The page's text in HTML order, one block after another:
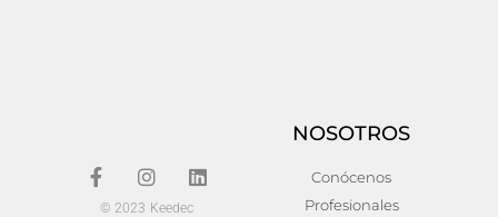
© 2023 Keedec
NOSOTROS
Conócenos
Profesionales